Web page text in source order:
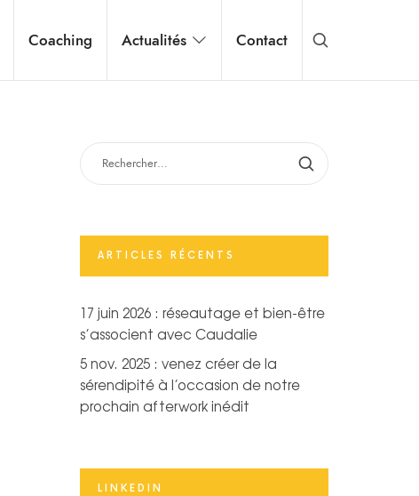
Coaching Actualités Contact
RECHERCHER :
ARTICLES RÉCENTS
17 juin 2026 : réseautage et bien-être
s’associent avec Caudalie
5 nov. 2025 : venez créer de la
sérendipité à l’occasion de notre
prochain afterwork inédit
LINKEDIN